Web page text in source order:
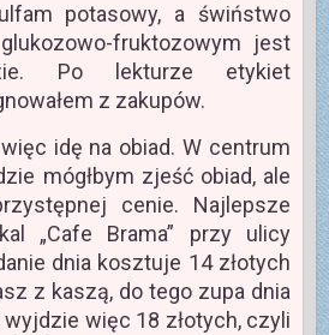
potasowy, a świństwo
fruktozowym jest
Po lekturze etykiet
z zakupów.
idę na obiad. W centrum
mógłbym zjeść obiad, ale
cenie. Najlepsze
„Cafe Brama” przy ulicy
dnia kosztuje 14 złotych
z kaszą, do tego zupa dnia
wyjdzie więc 18 złotych, czyli